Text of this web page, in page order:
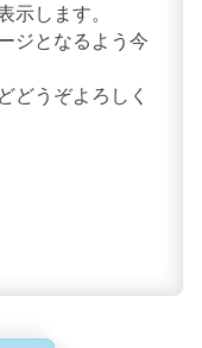
示します。
ジとなるよう今
どうぞよろしく